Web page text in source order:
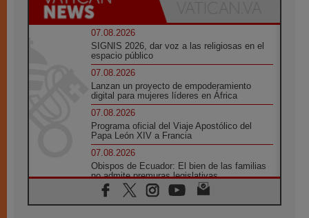
07.08.2026
SIGNIS 2026, dar voz a las religiosas en el
espacio público
07.08.2026
Lanzan un proyecto de empoderamiento
digital para mujeres líderes en África
07.08.2026
Programa oficial del Viaje Apostólico del
Papa León XIV a Francia
07.08.2026
Obispos de Ecuador: El bien de las familias
no admite premuras legislativas
06.08.2026
Cardenal Parolin: La paz comienza con la